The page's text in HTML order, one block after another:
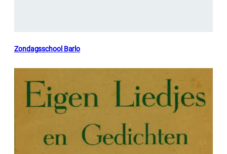
Zondagsschool Barlo